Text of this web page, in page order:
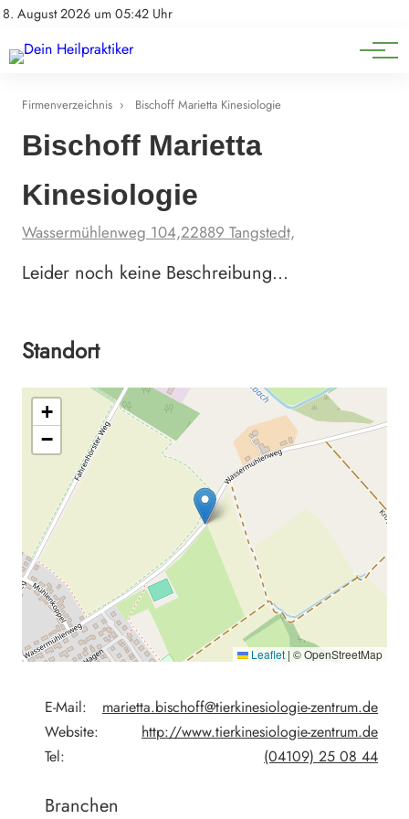
8. August 2026 um 05:42 Uhr
Impressum
Natürliche Medizin
Heilpflanzen & Kräuterkunde
Firmenverzeichnis › Bischoff Marietta Kinesiologie
Bischoff Marietta
Kinesiologie
Wassermühlenweg 104,22889 Tangstedt,
Leider noch keine Beschreibung…
Standort
+
−
Leaflet | © OpenStreetMap
E-Mail:
marietta.bischoff@tierkinesiologie-zentrum.de
Website:
http://www.tierkinesiologie-zentrum.de
Tel:
(04109) 25 08 44
Branchen